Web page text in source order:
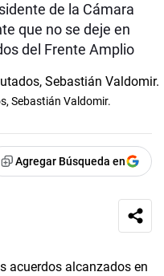
de la Cámara
que no se deje en
del Frente Amplio
Sebastián Valdomir.
Agregar Búsqueda en
acuerdos alcanzados en